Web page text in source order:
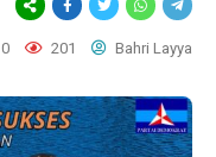
0 201 Bahri Layya